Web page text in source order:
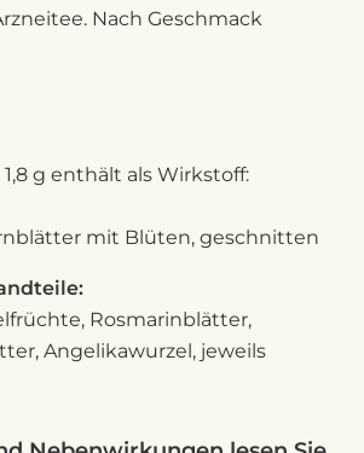
Nach Geschmack
g enthält als Wirkstoff:
mit Blüten, geschnitten
Rosmarinblätter,
Angelikawurzel, jeweils